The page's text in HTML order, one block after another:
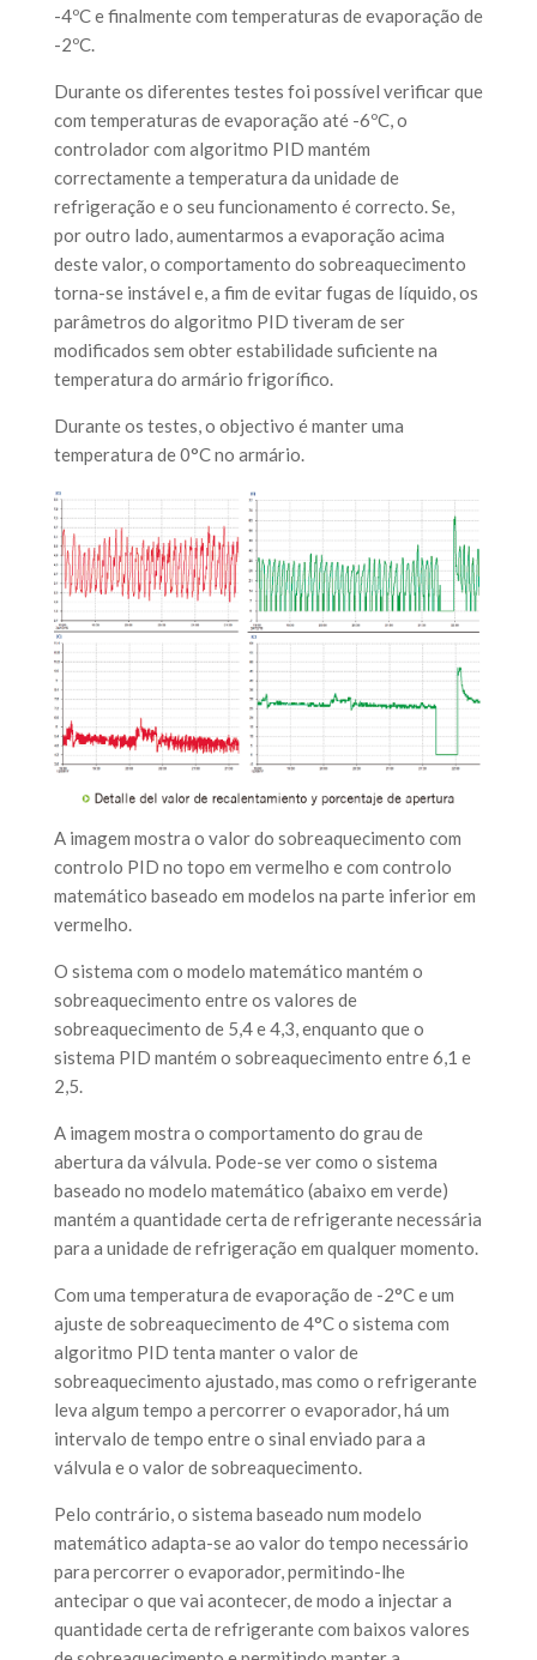
-4ºC e finalmente com temperaturas de evaporação de
-2ºC.
Durante os diferentes testes foi possível verificar que
com temperaturas de evaporação até -6ºC, o
controlador com algoritmo PID mantém
correctamente a temperatura da unidade de
refrigeração e o seu funcionamento é correcto. Se,
por outro lado, aumentarmos a evaporação acima
deste valor, o comportamento do sobreaquecimento
torna-se instável e, a fim de evitar fugas de líquido, os
parâmetros do algoritmo PID tiveram de ser
modificados sem obter estabilidade suficiente na
temperatura do armário frigorífico.
Durante os testes, o objectivo é manter uma
temperatura de 0°C no armário.
A imagem mostra o valor do sobreaquecimento com
controlo PID no topo em vermelho e com controlo
matemático baseado em modelos na parte inferior em
vermelho.
O sistema com o modelo matemático mantém o
sobreaquecimento entre os valores de
sobreaquecimento de 5,4 e 4,3, enquanto que o
sistema PID mantém o sobreaquecimento entre 6,1 e
2,5.
A imagem mostra o comportamento do grau de
abertura da válvula. Pode-se ver como o sistema
baseado no modelo matemático (abaixo em verde)
mantém a quantidade certa de refrigerante necessária
para a unidade de refrigeração em qualquer momento.
Com uma temperatura de evaporação de -2°C e um
ajuste de sobreaquecimento de 4°C o sistema com
algoritmo PID tenta manter o valor de
sobreaquecimento ajustado, mas como o refrigerante
leva algum tempo a percorrer o evaporador, há um
intervalo de tempo entre o sinal enviado para a
válvula e o valor de sobreaquecimento.
Pelo contrário, o sistema baseado num modelo
matemático adapta-se ao valor do tempo necessário
para percorrer o evaporador, permitindo-lhe
antecipar o que vai acontecer, de modo a injectar a
quantidade certa de refrigerante com baixos valores